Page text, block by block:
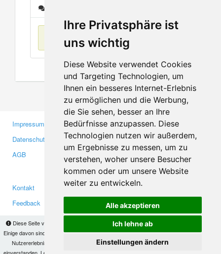
Ihre Privatsphäre ist
uns wichtig
Diese Website verwendet Cookies
und Targeting Technologien, um
Ihnen ein besseres Internet-Erlebnis
zu ermöglichen und die Werbung,
die Sie sehen, besser an Ihre
Bedürfnisse anzupassen. Diese
Technologien nutzen wir außerdem,
um Ergebnisse zu messen, um zu
verstehen, woher unsere Besucher
kommen oder um unsere Website
weiter zu entwickeln.
Alle akzeptieren
Ich lehne ab
Einstellungen ändern
Diese Seite verwendet Cookies, um Informationen auf Ihrem Computer zu speichern.
Einige davon sind notwendig, damit unsere Seite funktioniert, andere helfen uns dabei, das
Nutzererlebnis zu verbessern. Mit der Nutzung dieser Seite erklären Sie sich damit
Keine Einträge
Impressum
Datenschutzerklärung
AGB
Gewerbetreibende
Investoren
Medien
Kontakt
Feedback
Facebook
Twitter
YouTube
Google+